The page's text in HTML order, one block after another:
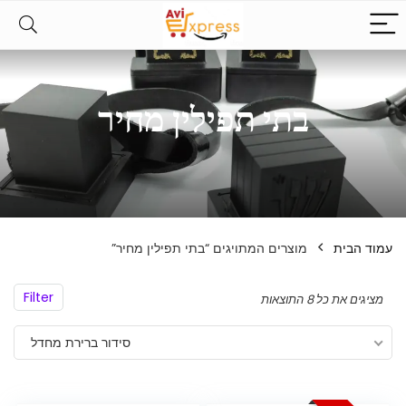
בתי תפילין מחיר
עמוד הבית מוצרים המתויגים “בתי תפילין מחיר”
Filter מציגים את כל ⁦8⁩ התוצאות
סידור ברירת מחדל